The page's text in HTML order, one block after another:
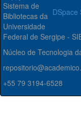
DSpace
Sistema de
Bibliotecas da
Universidade
Federal de Sergipe -
Núcleo de Tecnologia
+55 79 3194-6528